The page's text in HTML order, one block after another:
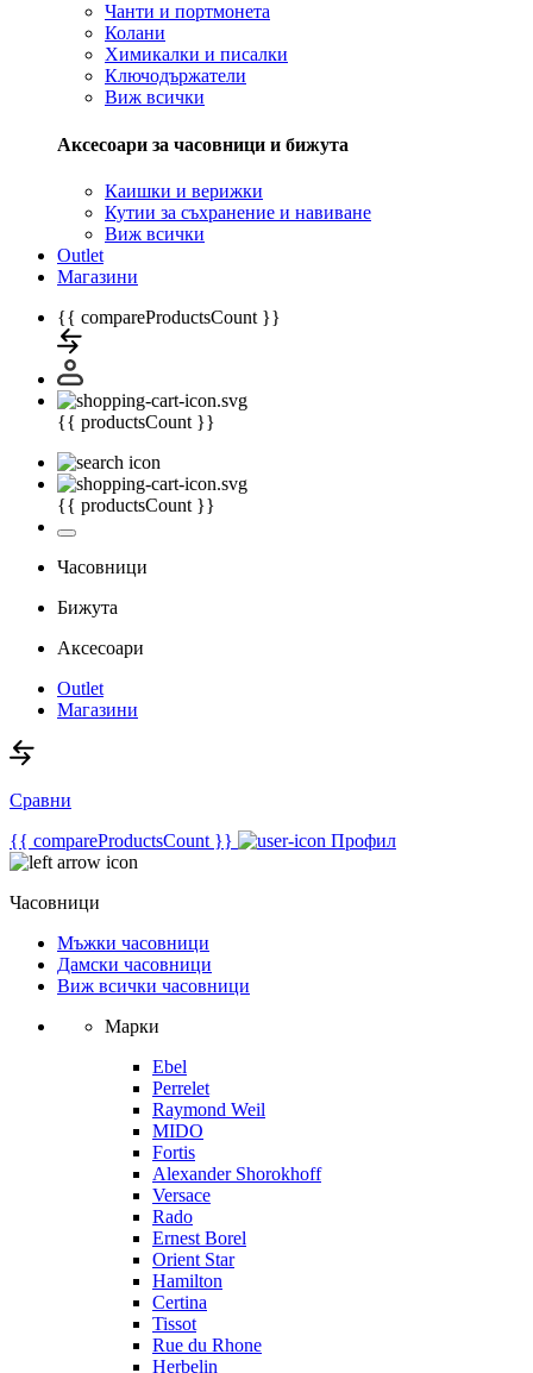
Чанти и портмонета
Колани
Химикалки и писалки
Ключодържатели
Виж всички
Аксесоари за часовници и бижута
Каишки и верижки
Кутии за съхранение и навиване
Виж всички
Outlet
Магазини
{{ compareProductsCount }}
{{ productsCount }}
{{ productsCount }}
Часовници
Бижута
Аксесоари
Outlet
Магазини
Сравни
{{ compareProductsCount }}
Профил
Часовници
Мъжки часовници
Дамски часовници
Виж всички часовници
Марки
Ebel
Perrelet
Raymond Weil
MIDO
Fortis
Alexander Shorokhoff
Versace
Rado
Ernest Borel
Orient Star
Hamilton
Certina
Tissot
Rue du Rhone
Herbelin